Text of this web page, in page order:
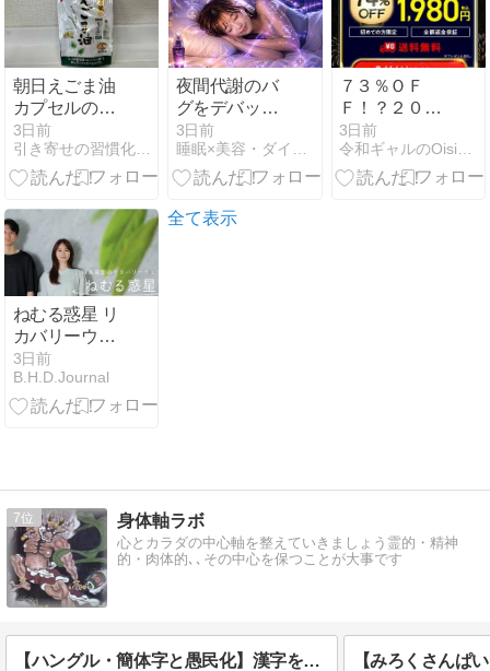
朝日えごま油
カプセルの口
コミ評判！手
軽にα-リノレ
ン酸を摂るな
すめな理由
3日前
引き寄せの習慣化ラボ
夜間代謝のバ
グをデバッグ
せよ！成長ホ
ルモンとリポ
ソーム美容液
最大化する睡
3日前
睡眠×美容・ダイエット再設計｜置き換えダイエット研究室
７３％ＯＦ
Ｆ！？２０２
６年Ｏｉｓｉ
ｘの夏休みセ
ールお試しセ
3日前
令和ギャルのOisix（オイシックス）お得情報
ねむる惑星 リ
カバリーウェ
アは一般医療
機器！口コミ
や評判はど
3日前
B.H.D.Journal
全て表示
7 身体軸ラボ
心とカラダの中心軸を整えていきましょう霊的・精神
的・肉体的､､その中心を保つことが大事です
【ハングル・簡体字と愚民化】漢字を捨てた民族の末路